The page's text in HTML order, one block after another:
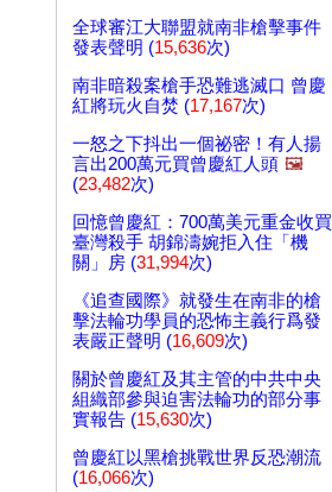
全球審江大聯盟就南非槍擊事件
發表聲明 (15,636次)
南非暗殺案槍手恐難逃滅口 曾慶
紅將玩火自焚 (17,167次)
一怒之下抖出一個祕密！有人揚
言出200萬元買曾慶紅人頭 🖼️
(23,482次)
回憶曾慶紅：700萬美元重金收買
臺灣殺手 胡錦濤婉拒入住「機
關」房 (31,994次)
《追查國際》就發生在南非的槍
擊法輪功學員的恐怖主義行爲發
表嚴正聲明 (16,609次)
關於曾慶紅及其主管的中共中央
組織部參與迫害法輪功的部分事
實報告 (15,630次)
曾慶紅以黑槍挑戰世界反恐潮流
(16,066次)